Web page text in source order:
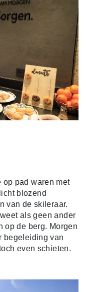
op pad waren met
blozend
van de skileraar.
als geen ander
op de berg. Morgen
begeleiding van
even schieten.